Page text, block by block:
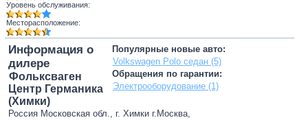
Уровень обслуживания:
Месторасположение:
Популярные новые авто:
Volkswagen Polo седан (5)
Обращения по гарантии:
Электрооборудование (1)
Информация о
дилере
Фольксваген
Центр Германика
(Химки)
Россия Московская обл., г. Химки г.Москва,